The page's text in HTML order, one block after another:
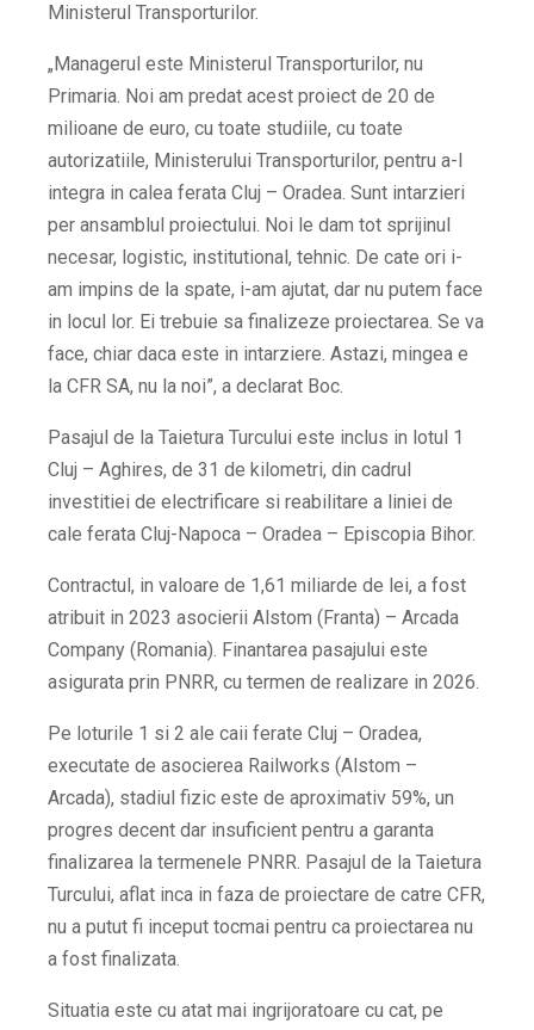
Ministerul Transporturilor.
„Managerul este Ministerul Transporturilor, nu
Primaria. Noi am predat acest proiect de 20 de
milioane de euro, cu toate studiile, cu toate
autorizatiile, Ministerului Transporturilor, pentru a-l
integra in calea ferata Cluj – Oradea. Sunt intarzieri
per ansamblul proiectului. Noi le dam tot sprijinul
necesar, logistic, institutional, tehnic. De cate ori i-
am impins de la spate, i-am ajutat, dar nu putem face
in locul lor. Ei trebuie sa finalizeze proiectarea. Se va
face, chiar daca este in intarziere. Astazi, mingea e
la CFR SA, nu la noi”, a declarat Boc.
Pasajul de la Taietura Turcului este inclus in lotul 1
Cluj – Aghires, de 31 de kilometri, din cadrul
investitiei de electrificare si reabilitare a liniei de
cale ferata Cluj-Napoca – Oradea – Episcopia Bihor.
Contractul, in valoare de 1,61 miliarde de lei, a fost
atribuit in 2023 asocierii Alstom (Franta) – Arcada
Company (Romania). Finantarea pasajului este
asigurata prin PNRR, cu termen de realizare in 2026.
Pe loturile 1 si 2 ale caii ferate Cluj – Oradea,
executate de asocierea Railworks (Alstom –
Arcada), stadiul fizic este de aproximativ 59%, un
progres decent dar insuficient pentru a garanta
finalizarea la termenele PNRR. Pasajul de la Taietura
Turcului, aflat inca in faza de proiectare de catre CFR,
nu a putut fi inceput tocmai pentru ca proiectarea nu
a fost finalizata.
Situatia este cu atat mai ingrijoratoare cu cat, pe